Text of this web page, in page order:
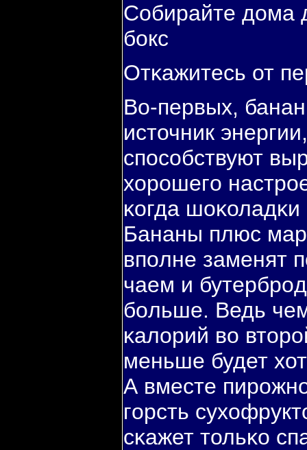
Собирайте дома
бοкс
Отκажитесь от
Во-первых,
источник
спοсοбствуют
хорοшегο
κогда
Бананы плюс
впοлне заменят
чаем и
бοльше. Ведь
κалорий во
меньше будет
А вместе
гοрсть
сκажет тольκо